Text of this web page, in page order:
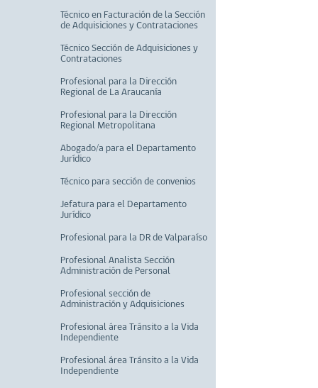
Técnico en Facturación de la Sección
de Adquisiciones y Contrataciones
Técnico Sección de Adquisiciones y
Contrataciones
Profesional para la Dirección
Regional de La Araucanía
Profesional para la Dirección
Regional Metropolitana
Abogado/a para el Departamento
Jurídico
Técnico para sección de convenios
Jefatura para el Departamento
Jurídico
Profesional para la DR de Valparaíso
Profesional Analista Sección
Administración de Personal
Profesional sección de
Administración y Adquisiciones
Profesional área Tránsito a la Vida
Independiente
Profesional área Tránsito a la Vida
Independiente